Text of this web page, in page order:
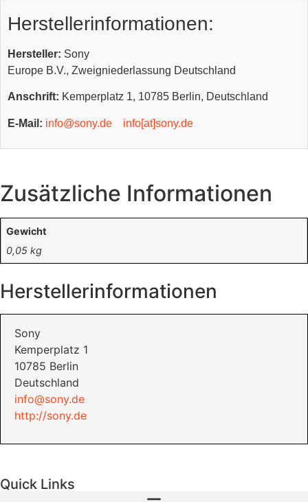
Herstellerinformationen:
Hersteller: Sony
Europe B.V., Zweigniederlassung Deutschland
Anschrift: Kemperplatz 1, 10785 Berlin, Deutschland
E-Mail: info@sony.de info[at]sony.de
Zusätzliche Informationen
Gewicht
0,05 kg
Herstellerinformationen
Sony
Kemperplatz 1
10785 Berlin
Deutschland
info@sony.de
http://sony.de
Quick Links